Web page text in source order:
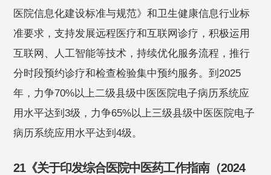
医院信息化建设标准与规范》和卫生健康信息行业标
准要求，支持发展远程医疗和互联网诊疗，积极运用
互联网、人工智能等技术，持续优化服务流程，推行
分时段预约诊疗和检查检验集中预约服务。到2025
年，力争70%以上二级县级中医医院电子病历系统应
用水平达到3级，力争65%以上三级县级中医医院电子
病历系统应用水平达到4级。
21《关于印发综合医院中医药工作指南（2024